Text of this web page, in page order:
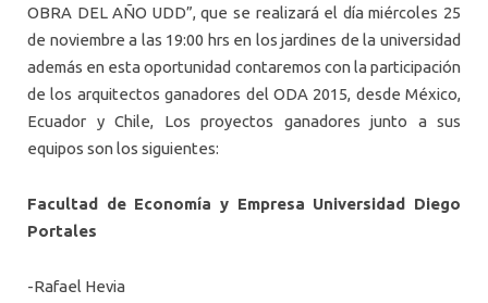
OBRA DEL AÑO UDD”, que se realizará el día miércoles 25
de noviembre a las 19:00 hrs en los jardines de la universidad
además en esta oportunidad contaremos con la participación
de los arquitectos ganadores del ODA 2015, desde México,
Ecuador y Chile, Los proyectos ganadores junto a sus
equipos son los siguientes:
Facultad de Economía y Empresa Universidad Diego
Portales
-Rafael Hevia